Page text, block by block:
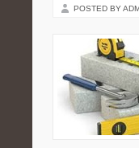
POSTED BY